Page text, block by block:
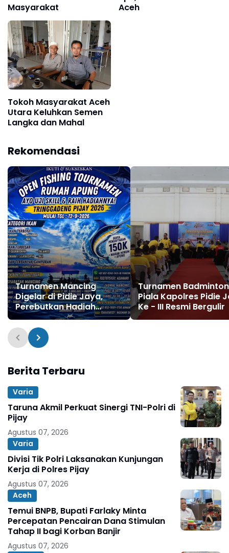
Masyarakat
Aceh
Tokoh Masyarakat Aceh
Utara Keluhkan Semen
Langka dan Mahal
Rekomendasi
Turnamen Mancing
Digelar di Pidie Jaya,
Perebutkan Hadiah
Jutaan Rupiah
Turnamen Badminton
Piala Kapolres Pidie
Ke - III Resmi Bergulir
Berita Terbaru
Varia
Taruna Akmil Perkuat Sinergi TNI-Polri di
Pijay
Agustus 07, 2026
Varia
Divisi Tik Polri Laksanakan Kunjungan
Kerja di Polres Pijay
Agustus 07, 2026
Aceh
Temui BNPB, Bupati Farlaky Minta
Percepatan Pencairan Dana Stimulan
Tahap II bagi Korban Banjir
Agustus 07, 2026